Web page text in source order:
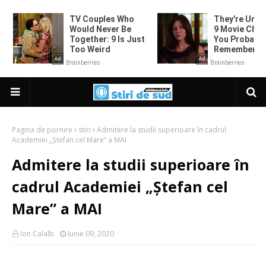
Pagina de pornire stiri
Admitere la studii superioare în cadrul
Academiei „Ștefan cel Mare” a MAI
Admitere la studii superioare în
cadrul Academiei „Ștefan cel
Mare” a MAI
Ion Calalb Iunie 09, 2020